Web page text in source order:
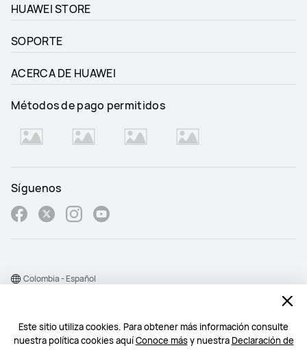
Este sitio utiliza cookies. Para obtener más información consulte
nuestra política cookies aquíConoce másy nuestraDeclaración de
HUAWEI STORE
SOPORTE
ACERCA DE HUAWEI
Métodos de pago permitidos
Síguenos
Condiciones de uso
Colombia - Español